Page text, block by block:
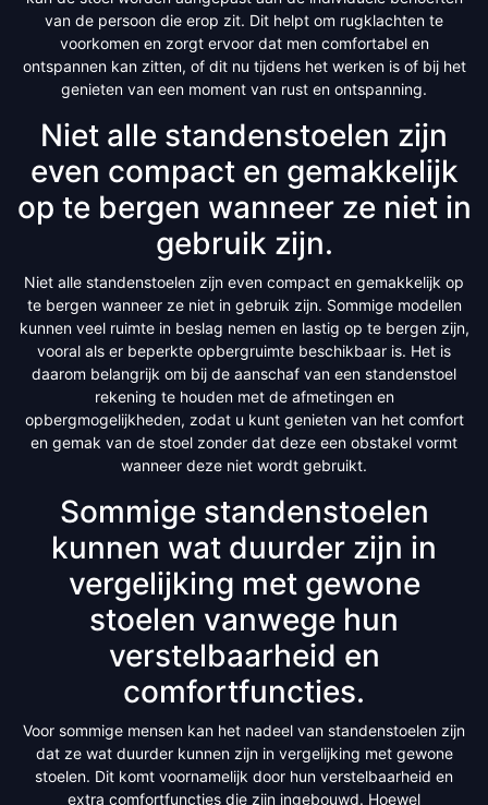
van de persoon die erop zit. Dit helpt om rugklachten te
voorkomen en zorgt ervoor dat men comfortabel en
ontspannen kan zitten, of dit nu tijdens het werken is of bij het
genieten van een moment van rust en ontspanning.
Niet alle standenstoelen zijn
even compact en gemakkelijk
op te bergen wanneer ze niet in
gebruik zijn.
Niet alle standenstoelen zijn even compact en gemakkelijk op
te bergen wanneer ze niet in gebruik zijn. Sommige modellen
kunnen veel ruimte in beslag nemen en lastig op te bergen zijn,
vooral als er beperkte opbergruimte beschikbaar is. Het is
daarom belangrijk om bij de aanschaf van een standenstoel
rekening te houden met de afmetingen en
opbergmogelijkheden, zodat u kunt genieten van het comfort
en gemak van de stoel zonder dat deze een obstakel vormt
wanneer deze niet wordt gebruikt.
Sommige standenstoelen
kunnen wat duurder zijn in
vergelijking met gewone
stoelen vanwege hun
verstelbaarheid en
comfortfuncties.
Voor sommige mensen kan het nadeel van standenstoelen zijn
dat ze wat duurder kunnen zijn in vergelijking met gewone
stoelen. Dit komt voornamelijk door hun verstelbaarheid en
extra comfortfuncties die zijn ingebouwd. Hoewel